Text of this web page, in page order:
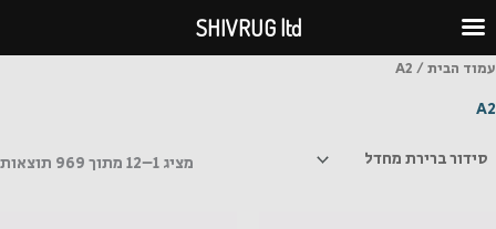
לתוכן
עמוד הבית/ A2
A2
מציג 1–12 מתוך 969 תוצאות
SHIVRUG ltd